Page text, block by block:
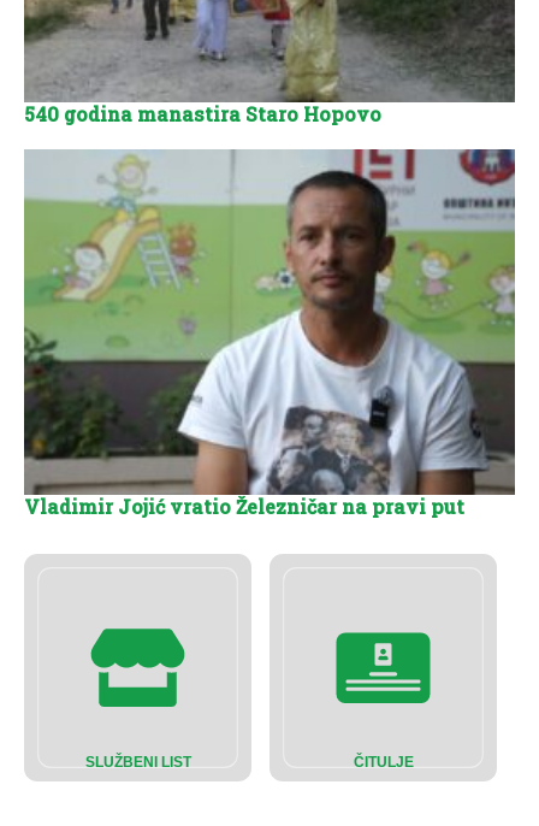
SLUŽBENI LIST ČITULJE
540 godina manastira Staro Hopovo
Vladimir Jojić vratio Železničar na pravi put